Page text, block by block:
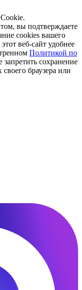
вы подтверждаете
cookies вашего
веб-сайт удобнее
Политикой по
сохранение
браузера или